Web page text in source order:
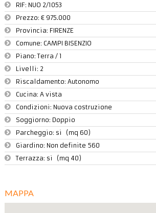
RIF: NUO 2/1053
Prezzo: € 975.000
Provincia: FIRENZE
Comune: CAMPI BISENZIO
Piano:Terra / 1
Livelli: 2
Riscaldamento: Autonomo
Cucina: A vista
Condizioni: Nuova costruzione
Soggiorno: Doppio
Parcheggio: si (mq 60)
Giardino: Non definite 560
Terrazza: si (mq 40)
MAPPA